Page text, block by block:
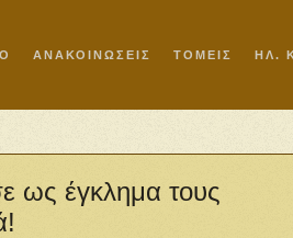
ΑΝΑΚΟΙΝΩΣΕΙΣ ΤΟΜΕΙΣ ΗΛ.
ως έγκλημα τους